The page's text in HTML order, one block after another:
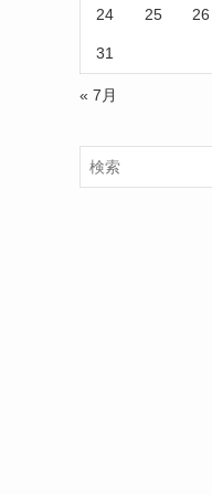
24 25 26
31
« 7月